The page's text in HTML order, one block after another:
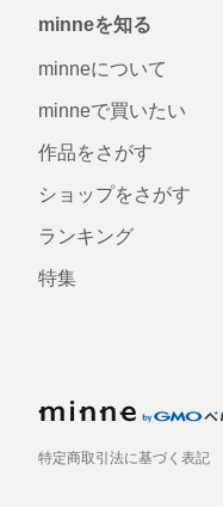
minneを知る
minneについて
minneで買いたい
作品をさがす
ショップをさがす
ランキング
特集
特定商取引法に基づく表記